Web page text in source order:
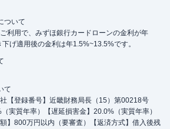
ついて
利用で、みずほ銀行カードローンの金利が年
げ適用後の金利は年1.5%~13.5%です。
て
【登録番号】近畿財務局長（15）第00218号
実質年率）【遅延損害金】20.0%（実質年率）
】800万円以内（要審査）【返済方式】借入後残